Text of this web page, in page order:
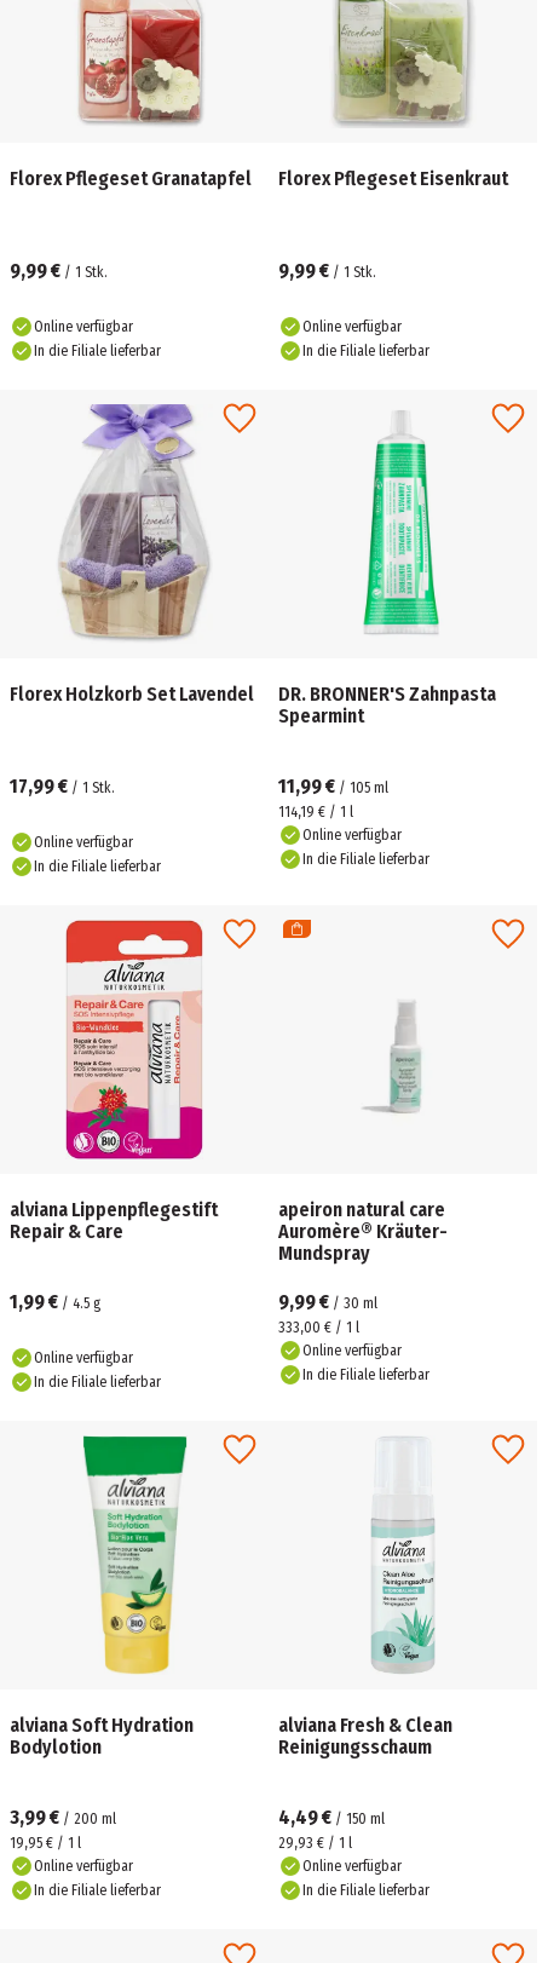
Florex Pflegeset Granatapfel
9,99 € / 1 Stk.
Online verfügbar
In die Filiale lieferbar
Florex Pflegeset Eisenkraut
9,99 € / 1 Stk.
Online verfügbar
In die Filiale lieferbar
Florex Holzkorb Set Lavendel
17,99 € / 1 Stk.
Online verfügbar
In die Filiale lieferbar
DR. BRONNER'S Zahnpasta
Spearmint
11,99 € / 105 ml
114,19 € / 1 l
Online verfügbar
In die Filiale lieferbar
alviana Lippenpflegestift
Repair & Care
1,99 € / 4.5 g
Online verfügbar
In die Filiale lieferbar
apeiron natural care
Auromère® Kräuter-
Mundspray
9,99 € / 30 ml
333,00 € / 1 l
Online verfügbar
In die Filiale lieferbar
alviana Soft Hydration
Bodylotion
3,99 € / 200 ml
19,95 € / 1 l
Online verfügbar
In die Filiale lieferbar
alviana Fresh & Clean
Reinigungsschaum
4,49 € / 150 ml
29,93 € / 1 l
Online verfügbar
In die Filiale lieferbar